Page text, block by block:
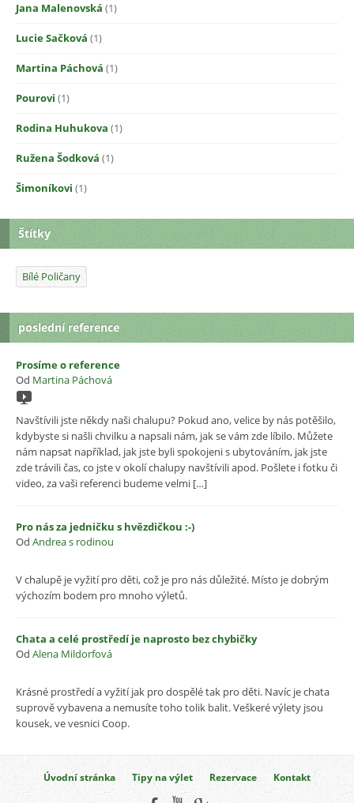
Jana Malenovská (1)
Lucie Sačková (1)
Martina Páchová (1)
Pourovi (1)
Rodina Huhukova (1)
Ružena Šodková (1)
Šimoníkovi (1)
Štítky
Bílé Poličany
poslední reference
Prosíme o reference
Od Martina Páchová
Navštívili jste někdy naši chalupu? Pokud ano, velice by nás potěšilo,
kdybyste si našli chvilku a napsali nám, jak se vám zde líbilo. Můžete
nám napsat například, jak jste byli spokojeni s ubytováním, jak jste
zde trávili čas, co jste v okolí chalupy navštívili apod. Pošlete i fotku či
video, za vaši referenci budeme velmi […]
Pro nás za jedničku s hvězdičkou :-)
Od Andrea s rodinou
V chalupě je vyžití pro děti, což je pro nás důležité. Místo je dobrým
výchozím bodem pro mnoho výletů.
Chata a celé prostředí je naprosto bez chybičky
Od Alena Mildorfová
Krásné prostředí a vyžití jak pro dospělé tak pro děti. Navíc je chata
suprově vybavena a nemusíte toho tolik balit. Veškeré výlety jsou
kousek, ve vesnici Coop.
Úvodní stránka Tipy na výlet Rezervace Kontakt